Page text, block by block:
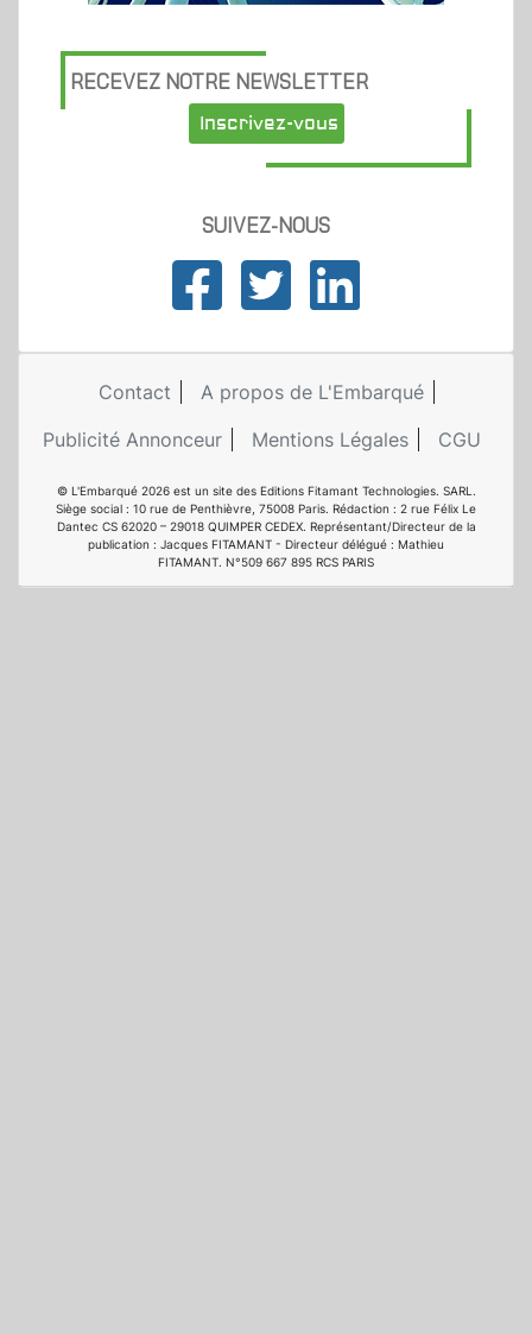
RECEVEZ NOTRE NEWSLETTER
Inscrivez-vous
SUIVEZ-NOUS
Contact
A propos de L'Embarqué
Publicité Annonceur
Mentions Légales CGU
© L'Embarqué 2026 est un site des Editions Fitamant Technologies. SARL.
Siège social : 10 rue de Penthièvre, 75008 Paris. Rédaction : 2 rue Félix Le
Dantec CS 62020 – 29018 QUIMPER CEDEX. Représentant/Directeur de la
publication : Jacques FITAMANT - Directeur délégué : Mathieu
FITAMANT. N°509 667 895 RCS PARIS